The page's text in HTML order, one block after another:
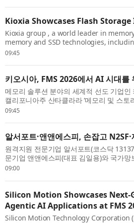
Kioxia Showcases Flash
Kioxia group , a world leader in
memory and SSD technologies,
Super High IOPS SSDs, optimized for
09:45
키오시아, FMS 2026에서 AI 시대를
메모리 솔루션 분야의 세계적 선도 기업
캘리포니아주 산타클라라 ‘메모리 및 스
Storage)’ 행사에서 GPU 직접 액세스에
09:45
알서포트·앤앤에스피, 손잡고
원격지원 전문기업 알서포트(코스닥
문기업 앤앤에스피(대표 김일용)와 국가
전한 원격지원 사업모델을 공동 발굴한다
09:00
Silicon Motion Showcases
Agentic AI Applications at FMS
Silicon Motion Technology Corporation